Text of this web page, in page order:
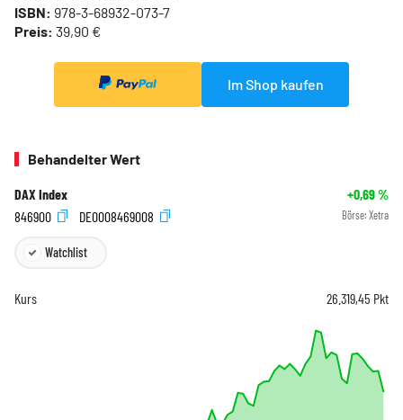
ISBN: 978-3-68932-073-7
Preis: 39,90 €
Im Shop kaufen
Behandelter Wert
DAX Index +0,69%
846900
DE0008469008 Börse: Xetra
Watchlist
Kurs 26.319,45 Pkt